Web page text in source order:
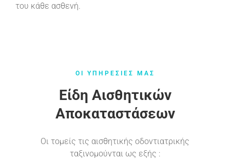
του κάθε ασθενή.
ΟΙ ΥΠΗΡΕΣΙΕΣ ΜΑΣ
Είδη Αισθητικών
Αποκαταστάσεων
Οι τομείς τις αισθητικής οδοντιατρικής
ταξινομούνται ως εξής :